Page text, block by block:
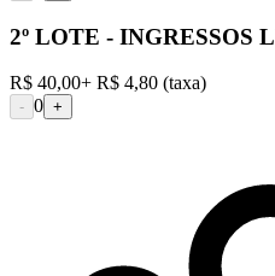
2º LOTE - INGRESSOS
R$ 40,00+ R$ 4,80 (taxa)
- 0 +